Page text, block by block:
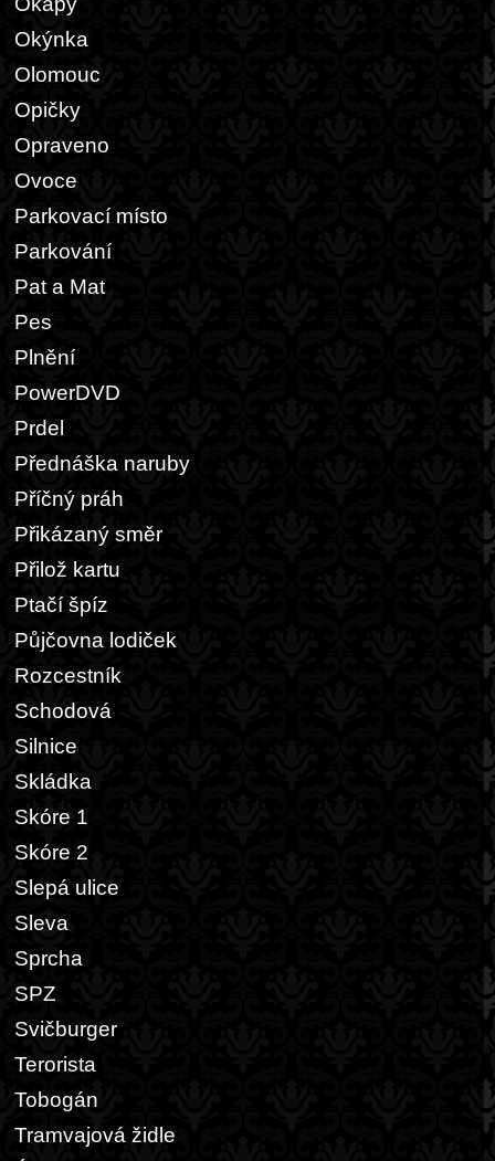
Okýnka
Olomouc
Opičky
Opraveno
Ovoce
Parkovací místo
Parkování
Pat a Mat
Pes
Plnění
PowerDVD
Prdel
Přednáška naruby
Příčný práh
Přikázaný směr
Přilož kartu
Ptačí špíz
Půjčovna lodiček
Rozcestník
Schodová
Silnice
Skládka
Skóre 1
Skóre 2
Slepá ulice
Sleva
Sprcha
SPZ
Svičburger
Terorista
Tobogán
Tramvajová židle